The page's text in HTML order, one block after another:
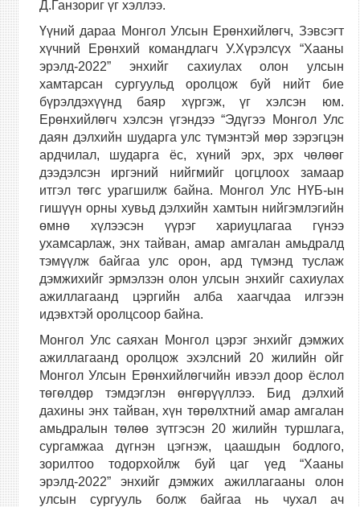
Д.Ганзориг үг хэллээ.
Үүний дараа Монгол Улсын Ерөнхийлөгч, Зэвсэгт
хүчний Ерөнхий командлагч У.Хүрэлсүх “Хааны
эрэлд-2022” энхийг сахиулах
олон улсын
хамтарсан сургуульд оролцож буй нийт бие
бүрэлдэхүүнд баяр хүргэж,
үг хэлсэн юм.
Ерөнхийлөгч хэлсэн үгэндээ “Эдүгээ Монгол Улс
даян дэлхийн шударга улс түмэнтэй мөр зэрэгцэн
ардчилал, шударга ёс, хүний эрх,
эрх чөлөөг
дээдэлсэн иргэний нийгмийг цогцлоох замаар
итгэл төгс урагшилж байна. Монгол Улс НҮБ-ын
гишүүн орны хувьд дэлхийн хамтын нийгэмлэгийн
өмнө хүлээсэн үүрэг
хариуцлагаа гүнээ
ухамсарлаж, энх тайван, амар амгалан амьдралд
тэмүүлж байгаа улс орон, ард түмэнд туслаж
дэмжихийг эрмэлзэн олон улсын энхийг сахиулах
ажиллагаанд цэргийн алба хаагчдаа
илгээн
идэвхтэй оролцсоор байна.
Монгол Улс саяхан Монгол цэрэг энхийг дэмжих
ажиллагаанд оролцож эхэлсний 20 жилийн ойг
Монгол Улсын Ерөнхийлөгчийн ивээл доор ёслол
төгөлдөр тэмдэглэн өнгөрүүллээ. Бид дэлхий
дахины энх тайван, хүн төрөлхтний амар амгалан
амьдралын төлөө зүтгэсэн 20 жилийн туршлага,
сургамжаа дүгнэн цэгнэж, цаашдын бодлого,
зорилтоо тодорхойлж буй цаг үед “Хааны
эрэлд-2022” энхийг
дэмжих ажиллагааны олон
улсын сургууль болж байгаа нь чухал ач